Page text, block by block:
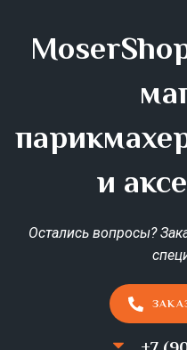
и
Остались вопросы?